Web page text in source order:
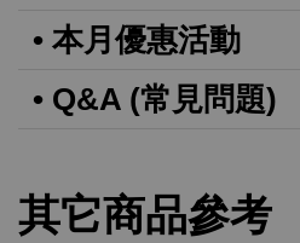
• 本月優惠活動
• Q&A (常見問題)
其它商品參考